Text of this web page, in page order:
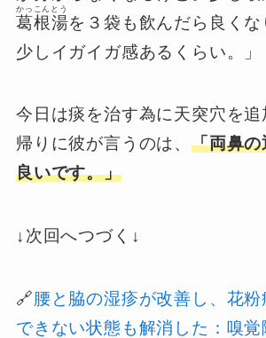
葛根湯
かっこんとう
を３袋も飲んだら良く
少しイガイガ感あるくらい。」
今日は痰を治す為に天突穴を追
帰りに彼が言うのは、 「両鼻
良いです。」
↓次回へつづく↓
🔗腰と脇の湿疹が改善し、花
できない状態も解消した：嗅覚